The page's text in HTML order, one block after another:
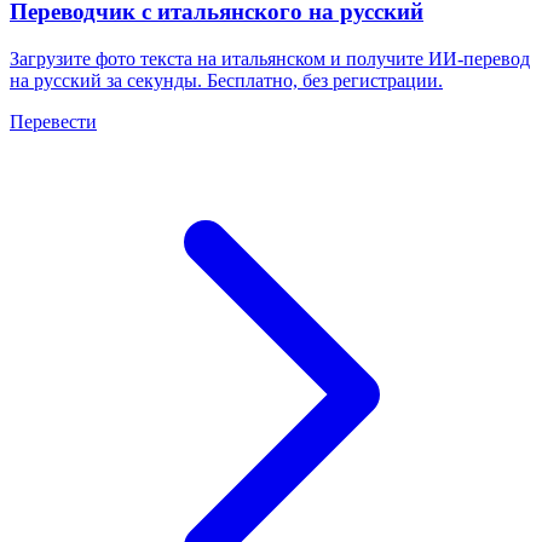
Переводчик с итальянского на русский
Загрузите фото текста на итальянском и получите ИИ-перевод
на русский за секунды. Бесплатно, без регистрации.
Перевести